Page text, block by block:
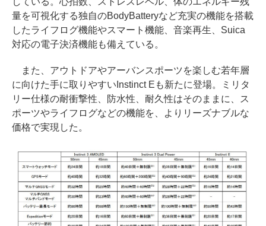
量を可視化する独自のBodyBatteryなど充実の機能を搭載
したライフログ機能やスマート機能、音楽再生、Suica
対応の電子決済機能も備えている。
また、アウトドアやアーバンスポーツを楽しむ若年層
に向けた手に取りやすいInstinct Eも新たに登場。ミリタ
リー仕様の耐衝撃性、防水性、耐久性はそのままに、ス
ポーツやライフログなどの機能を、よりリーズナブルな
価格で実現した。